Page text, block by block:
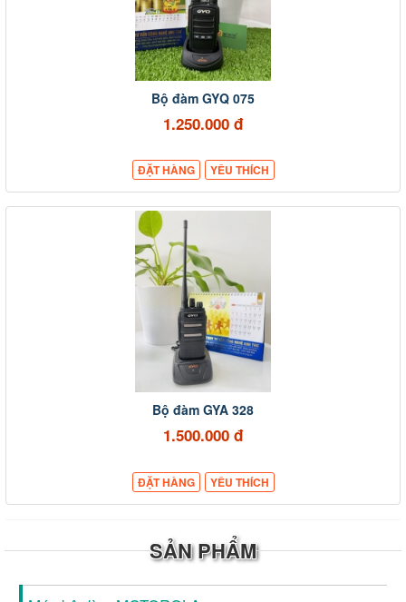
Bộ đàm GYQ 075
1.250.000 đ
ĐẶT HÀNG YÊU THÍCH
Bộ đàm GYA 328
1.500.000 đ
ĐẶT HÀNG YÊU THÍCH
SẢN PHẨM